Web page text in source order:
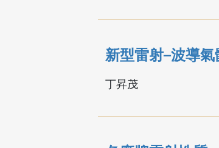
新型雷射─波導
丁昇茂